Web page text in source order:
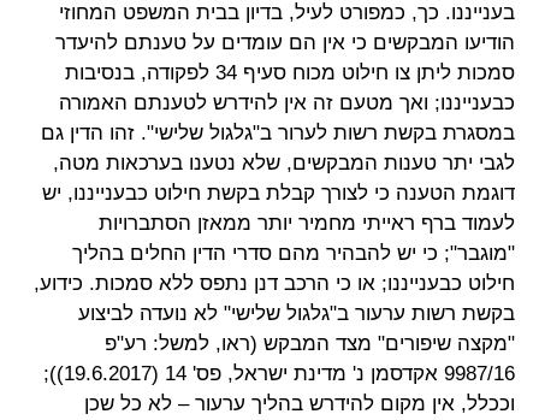
בענייננו. כך, כמפורט לעיל, בדיון בבית המשפט המחוזי
הודיעו המבקשים כי אין הם עומדים על טענתם להיעדר
סמכות ליתן צו חילוט מכוח סעיף 34 לפקודה, בנסיבות
כבענייננו; ואך מטעם זה אין להידרש לטענתם האמורה
במסגרת בקשת רשות לערור ב"גלגול שלישי". זהו הדין גם
לגבי יתר טענות המבקשים, שלא נטענו בערכאות מטה,
דוגמת הטענה כי לצורך קבלת בקשת חילוט כבענייננו, יש
לעמוד ברף ראייתי מחמיר יותר ממאזן הסתברויות
"מוגבר"; כי יש להבהיר מהם סדרי הדין החלים בהליך
חילוט כבענייננו; או כי הרכב דנן נתפס ללא סמכות. כידוע,
בקשת רשות ערעור ב"גלגול שלישי" לא נועדה לביצוע
"מקצה שיפורים" מצד המבקש (ראו, למשל: רע"פ
9987/16 אקדסמן נ' מדינת ישראל
, פס' 14 (19.6.2017));
וככלל, אין מקום להידרש בהליך ערעור – לא כל שכן